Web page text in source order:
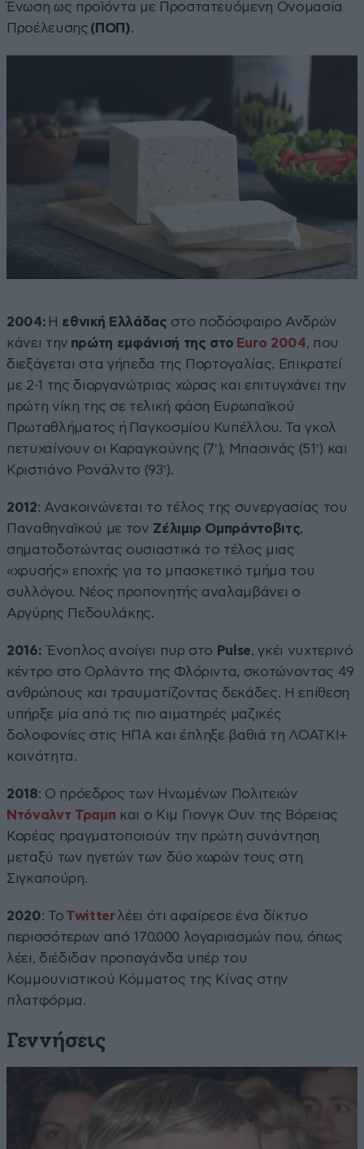
Ένωση ως προϊόντα με Προστατευόμενη Ονομασία
Προέλευσης (ΠΟΠ).
2004: Η εθνική Ελλάδας στο ποδόσφαιρο Ανδρών
κάνει την πρώτη εμφάνισή της στο Euro 2004, που
διεξάγεται στα γήπεδα της Πορτογαλίας. Επικρατεί
με 2-1 της διοργανώτριας χώρας και επιτυγχάνει την
πρώτη νίκη της σε τελική φάση Ευρωπαϊκού
Πρωταθλήματος ή Παγκοσμίου Κυπέλλου. Τα γκολ
πετυχαίνουν οι Καραγκούνης (7′), Μπασινάς (51′) και
Κριστιάνο Ρονάλντο (93′).
2012: Ανακοινώνεται το τέλος της συνεργασίας του
Παναθηναϊκού με τον Ζέλιμιρ Ομπράντοβιτς,
σηματοδοτώντας ουσιαστικά το τέλος μιας
«χρυσής» εποχής για το μπασκετικό τμήμα του
συλλόγου. Νέος προπονητής αναλαμβάνει ο
Αργύρης Πεδουλάκης.
2016: Ένοπλος ανοίγει πυρ στο Pulse, γκέι νυχτερινό
κέντρο στο Ορλάντο της Φλόριντα, σκοτώνοντας 49
ανθρώπους και τραυματίζοντας δεκάδες. Η επίθεση
υπήρξε μία από τις πιο αιματηρές μαζικές
δολοφονίες στις ΗΠΑ και έπληξε βαθιά τη ΛΟΑΤΚΙ+
κοινότητα.
2018: Ο πρόεδρος των Ηνωμένων Πολιτειών
Ντόναλντ Τραμπ και ο Κιμ Γιονγκ Ουν της Βόρειας
Κορέας πραγματοποιούν την πρώτη συνάντηση
μεταξύ των ηγετών των δύο χωρών τους στη
Σιγκαπούρη.
2020: Το Twitterλέει ότι αφαίρεσε ένα δίκτυο
περισσότερων από 170.000 λογαριασμών που, όπως
λέει, διέδιδαν προπαγάνδα υπέρ του
Κομμουνιστικού Κόμματος της Κίνας στην
πλατφόρμα.
Γεννήσεις